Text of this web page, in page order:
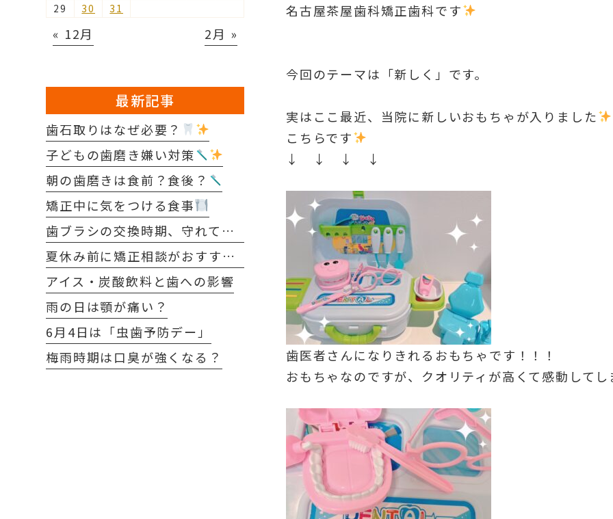
名古屋茶屋歯科矯正歯科です
今回のテーマは「新しく」です。
実はここ最近、当院に新しいおもちゃが入りました
こちらです
↓ ↓ ↓ ↓
歯医者さんになりきれるおもちゃです！！！
おもちゃなのですが、クオリティが高くて感動してし
29
30 31
« 12月 2月 »
最新記事
歯石取りはなぜ必要？
子どもの歯磨き嫌い対策
朝の歯磨きは食前？食後？
矯正中に気をつける食事
歯ブラシの交換時期、守れていますか？
夏休み前に矯正相談がおすすめな理由
アイス・炭酸飲料と歯への影響
雨の日は顎が痛い？
6月4日は「虫歯予防デー」
梅雨時期は口臭が強くなる？